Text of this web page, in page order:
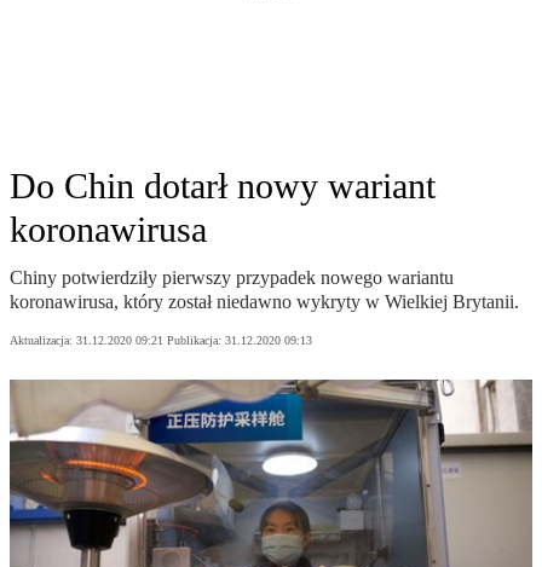
Do Chin dotarł nowy wariant
koronawirusa
Chiny potwierdziły pierwszy przypadek nowego wariantu
koronawirusa, który został niedawno wykryty w Wielkiej Brytanii.
Aktualizacja: 31.12.2020 09:21 Publikacja: 31.12.2020 09:13